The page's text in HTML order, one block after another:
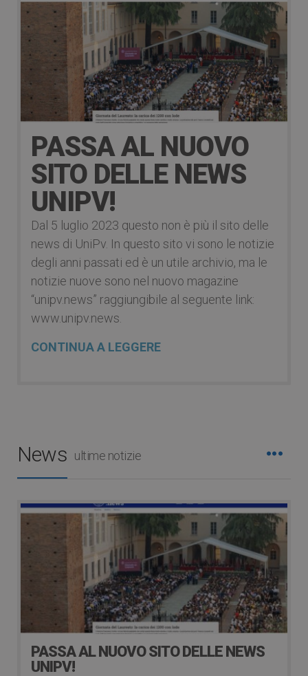
PASSA AL NUOVO
SITO DELLE NEWS
UNIPV!
Dal 5 luglio 2023 questo non è più il sito delle
news di UniPv. In questo sito vi sono le notizie
degli anni passati ed è un utile archivio, ma le
notizie nuove sono nel nuovo magazine
“unipv.news” raggiungibile al seguente link:
www.unipv.news.
CONTINUA A LEGGERE
News ultime notizie
PASSA AL NUOVO SITO DELLE NEWS
UNIPV!